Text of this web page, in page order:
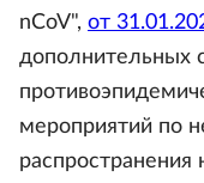
nCoV", от
дополнительных
мероприятий по
распространения